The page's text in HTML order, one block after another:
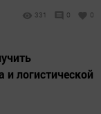
331 0 0
и логистической